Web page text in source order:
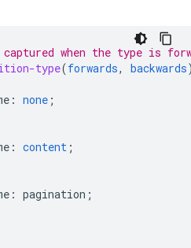
when the type is
type(forwards, backwards
: none ;
: content ;
: pagination ;